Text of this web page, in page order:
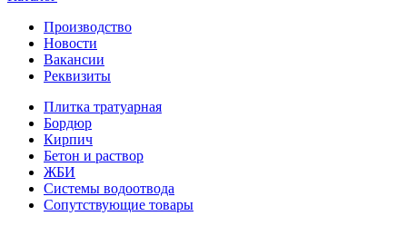
Производство
Новости
Вакансии
Реквизиты
Плитка тратуарная
Бордюр
Кирпич
Бетон и раствор
ЖБИ
Системы водоотвода
Сопутствующие товары